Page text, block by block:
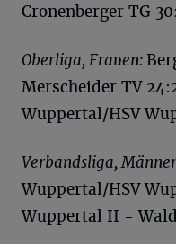
Cronenberger TG
Oberliga, Frauen:
Merscheider TV
Wuppertal/HSV
Verbandsliga,
Wuppertal/HSV
Wuppertal II -